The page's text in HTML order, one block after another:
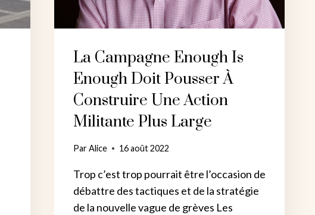
La Campagne Enough Is
Enough Doit Pousser À
Construire Une Action
Militante Plus Large
ParAlice 16 août 2022
Trop c’est trop pourrait être l’occasion de
débattre des tactiques et de la stratégie
de la nouvelle vague de grèves Les